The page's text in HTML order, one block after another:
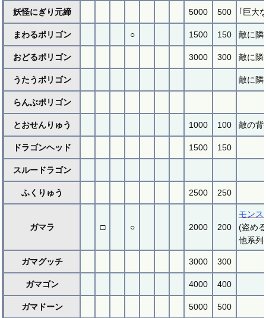
妖怪にぎり元締 5000 500 ｢巨大
まわるポリゴン ○ 1500 150 敵に隣
おどるポリゴン 3000 300 敵に隣
うたうポリゴン 敵に隣
らんぶポリゴン
とおせんりゅう 1000 100 敵の背
ドラゴンヘッド 1500 150
スルードラゴン
ふくりゅう 2500 250
ガマラ □ ○ 2000 200
モンス
(盗め
他系列
ガマグッチ 3000 300
ガマゴン 4000 400
ガマドーン 5000 500